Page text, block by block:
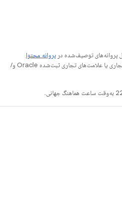
پروانه‌های توصیف‌شده در پروانه محتوا
هستند. جاوا و OpenJDK علامت‌های تجاری یا علامت‌های تجاری ثبت‌شده Oracle و/